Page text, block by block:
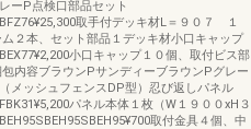
ーP点検口部品セット
取手付デッキ材L＝９０７ １
２本、セット部品１デッキ材小口キャップ
小口キャップ１０個、取付ビス部
内容ブラウンPサンディーブラウンPグレー
メッシュフェンスDP型）忍び返しパネル
パネル本体１枚（W１９００xH３
取付金具４個、中